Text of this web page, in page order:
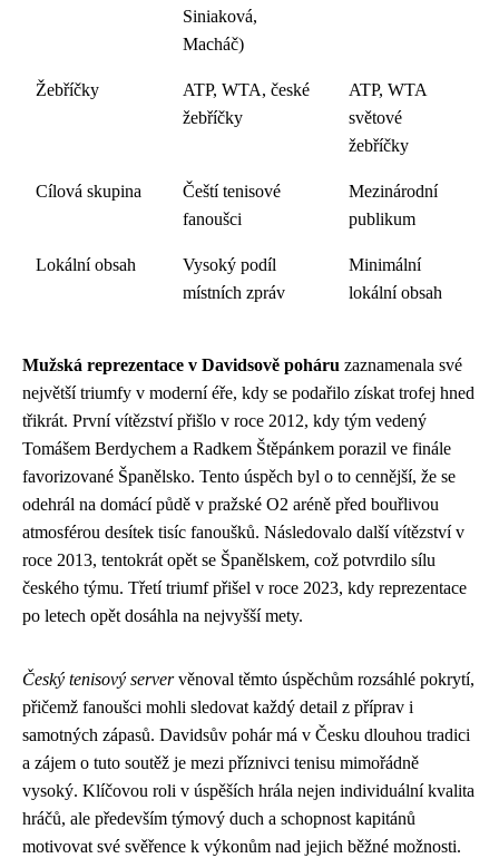
Siniaková,
Macháč)
Žebříčky
ATP, WTA, české
žebříčky
ATP, WTA
světové
žebříčky
Cílová skupina
Čeští tenisové
fanoušci
Mezinárodní
publikum
Lokální obsah
Vysoký podíl
místních zpráv
Minimální
lokální obsah
Mužská reprezentace v Davidsově poháru zaznamenala své
největší triumfy v moderní éře, kdy se podařilo získat trofej hned
třikrát. První vítězství přišlo v roce 2012, kdy tým vedený
Tomášem Berdychem a Radkem Štěpánkem porazil ve finále
favorizované Španělsko. Tento úspěch byl o to cennější, že se
odehrál na domácí půdě v pražské O2 aréně před bouřlivou
atmosférou desítek tisíc fanoušků. Následovalo další vítězství v
roce 2013, tentokrát opět se Španělskem, což potvrdilo sílu
českého týmu. Třetí triumf přišel v roce 2023, kdy reprezentace
po letech opět dosáhla na nejvyšší mety.
Český tenisový servervěnoval těmto úspěchům rozsáhlé pokrytí,
přičemž fanoušci mohli sledovat každý detail z příprav i
samotných zápasů. Davidsův pohár má v Česku dlouhou tradici
a zájem o tuto soutěž je mezi příznivci tenisu mimořádně
vysoký. Klíčovou roli v úspěších hrála nejen individuální kvalita
hráčů, ale především týmový duch a schopnost kapitánů
motivovat své svěřence k výkonům nad jejich běžné možnosti.